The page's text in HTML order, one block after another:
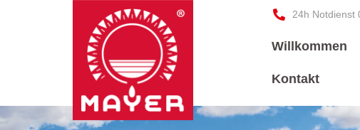
24h Notdienst
Willkommen
Kontakt